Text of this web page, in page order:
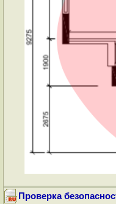
Проверка